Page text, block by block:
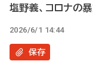
テ
ツ
に
塩野義、コロナの
2026/6/1 14:44
保存